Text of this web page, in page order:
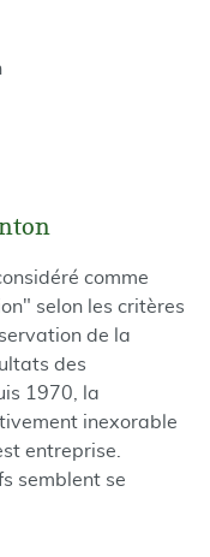
comme
selon les critères
de la
des
1970, la
inexorable
entreprise.
semblent se